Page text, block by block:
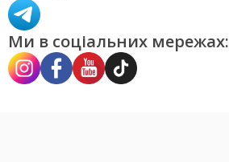
Ми в соціальних мережах: